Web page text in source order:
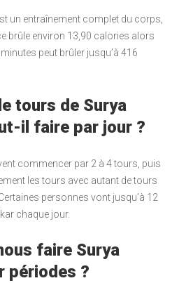
un entraînement complet du corps,
brûle environ 13,90 calories alors
peut brûler jusqu’à 416
tours de Surya
il faire par jour ?
commencer par 2 à 4 tours, puis
les tours avec autant de tours
personnes vont jusqu’à 12
chaque jour.
faire Surya
périodes ?